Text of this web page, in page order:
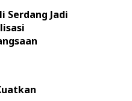
Serdang Jadi